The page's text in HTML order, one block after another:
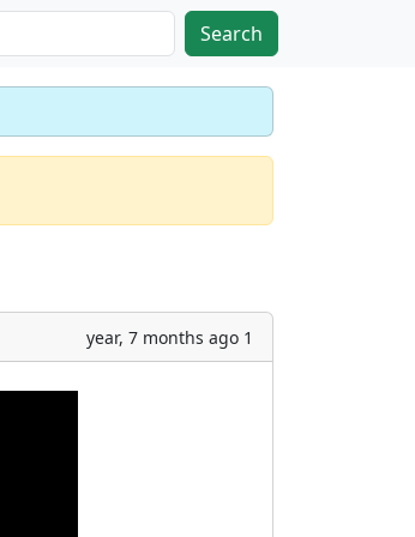
Search
1 year, 7 months ago